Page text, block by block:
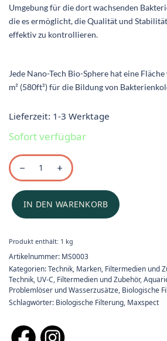
Umgebung für die dort wachsenden
die es ermöglicht, die Qualität und
effektiv zu kontrollieren.
Jede Nano-Tech Bio-Sphere hat eine
m² (580ft²) für die Bildung von
Lieferzeit: 1-3 Werktage
Sofort verfügbar
IN DEN WARENKORB
Produkt enthält: 1 kg
Artikelnummer: MS0003
Kategorien:Technik, Marken, Filtermedien und
Technik, UV-C, Filtermedien und Zubehör,
Problemlöser und Wasserzusätze, Biologische
Schlagwörter: Biologische Filterung, Maxspect